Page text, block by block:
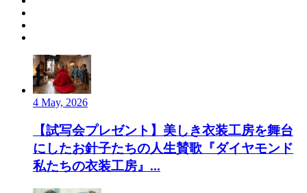
4 May, 2026
【試写会プレゼント】美しき衣装工房を舞台
にしたお針子たちの人生賛歌『ダイヤモンド
私たちの衣装工房』...